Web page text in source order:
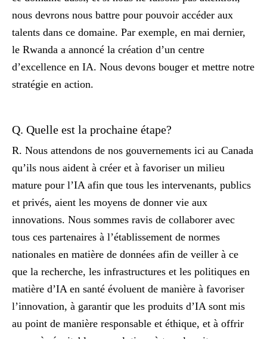
nous devrons nous battre pour pouvoir accéder aux
talents dans ce domaine. Par exemple, en mai dernier,
le Rwanda a annoncé la création d’un centre
d’excellence en IA. Nous devons bouger et mettre notre
stratégie en action.
Q. Quelle est la prochaine étape?
R. Nous attendons de nos gouvernements ici au Canada
qu’ils nous aident à créer et à favoriser un milieu
mature pour l’IA afin que tous les intervenants, publics
et privés, aient les moyens de donner vie aux
innovations. Nous sommes ravis de collaborer avec
tous ces partenaires à l’établissement de normes
nationales en matière de données afin de veiller à ce
que la recherche, les infrastructures et les politiques en
matière d’IA en santé évoluent de manière à favoriser
l’innovation, à garantir que les produits d’IA sont mis
au point de manière responsable et éthique, et à offrir